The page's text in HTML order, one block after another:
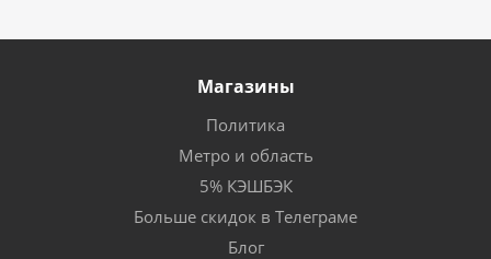
Магазины
Политика
Метро и область
5% КЭШБЭК
Больше скидок в Телеграме
Блог